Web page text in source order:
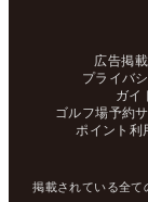
広告掲
プライバ
ガイ
ゴルフ場予約
ポイント利
掲載されている全て